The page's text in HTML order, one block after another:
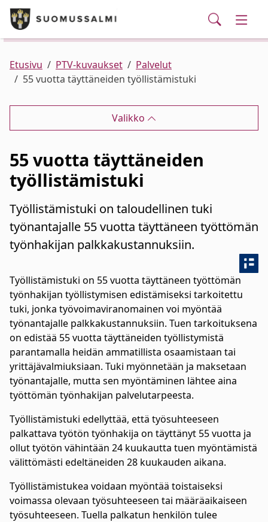
Siirry pääsisältöön
Puhelinluettelo/yhteystiedot
Palvelut
Ajankohtaista
Verkkokauppa
Haku
Kunta ja hallinto
Asuminen ja ympäristö
Elinvoima
Kulttuuri, vapaa-aika ja nuoret
Etusivu PTV-kuvaukset
Palvelut
55 vuotta täyttäneiden työllistämistuki
Valikko
55 vuotta täyttäneiden
työllistämistuki
Työllistämistuki on taloudellinen tuki
työnantajalle 55 vuotta täyttäneen työttömän
työnhakijan palkkakustannuksiin.
Työllistämistuki on 55 vuotta täyttäneen työttömän
työnhakijan työllistymisen edistämiseksi tarkoitettu
tuki, jonka työvoimaviranomainen voi myöntää
työnantajalle palkkakustannuksiin. Tuen tarkoituksena
on edistää 55 vuotta täyttäneiden työllistymistä
parantamalla heidän ammatillista osaamistaan tai
yrittäjävalmiuksiaan. Tuki myönnetään ja maksetaan
työnantajalle, mutta sen myöntäminen lähtee aina
työttömän työnhakijan palvelutarpeesta.
Työllistämistuki edellyttää, että työsuhteeseen
palkattava työtön työnhakija on täyttänyt 55 vuotta ja
ollut työtön vähintään 24 kuukautta tuen myöntämistä
välittömästi edeltäneiden 28 kuukauden aikana.
Työllistämistukea voidaan myöntää toistaiseksi
voimassa olevaan työsuhteeseen tai määräaikaiseen
työsuhteeseen. Tuella palkatun henkilön tulee